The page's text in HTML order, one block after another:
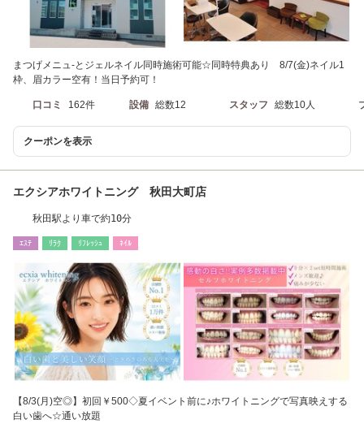
まつげメニュ-とジェルネイル同時施術可能☆同時特典あり 8/7(金)ネイル1
枠、眉カラー空有！当日予約可！
口コミ 162件 設備 総数12 スタッフ 総数10人
クーポンを表示
エクシアホワイトニング 秋田大町店
秋田駅より車で約10分
ｴｽﾃ ﾘﾗｸ ﾘﾌﾚｯｼｭ ﾈｲﾙ
【8/3(月)空◎】初回￥500◇夏イベント前に♪ホワイトニングで写真映えする
白い歯へ☆通い放題